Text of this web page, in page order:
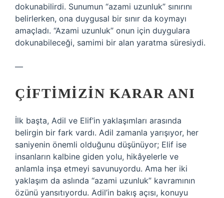
dokunabilirdi. Sunumun “azami uzunluk” sınırını
belirlerken, ona duygusal bir sınır da koymayı
amaçladı. “Azami uzunluk” onun için duygulara
dokunabileceği, samimi bir alan yaratma süresiydi.
—
ÇIFTIMIZIN KARAR ANI
İlk başta, Adil ve Elif’in yaklaşımları arasında
belirgin bir fark vardı. Adil zamanla yarışıyor, her
saniyenin önemli olduğunu düşünüyor; Elif ise
insanların kalbine giden yolu, hikâyelerle ve
anlamla inşa etmeyi savunuyordu. Ama her iki
yaklaşım da aslında “azami uzunluk” kavramının
özünü yansıtıyordu. Adil’in bakış açısı, konuyu